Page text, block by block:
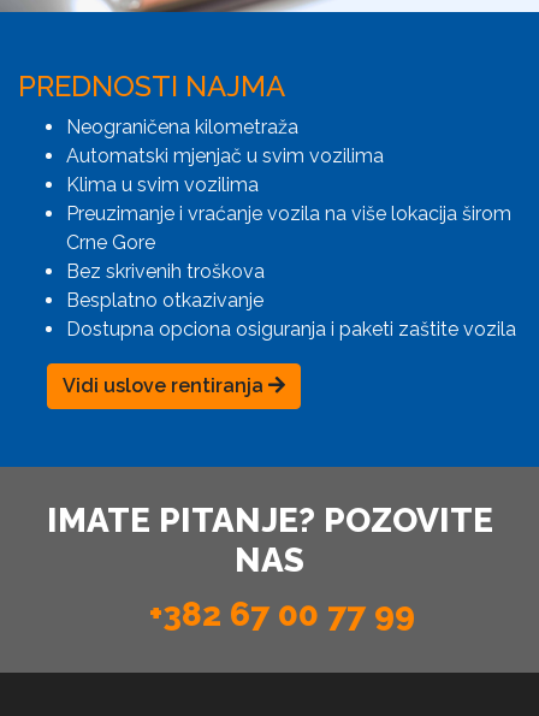
PREDNOSTI NAJMA
Neograničena kilometraža
Automatski mjenjač u svim vozilima
Klima u svim vozilima
Preuzimanje i vraćanje vozila na više lokacija širom
Crne Gore
Bez skrivenih troškova
Besplatno otkazivanje
Dostupna opciona osiguranja i paketi zaštite vozila
Vidi uslove rentiranja
IMATE PITANJE? POZOVITE
NAS
+382 67 00 77 99